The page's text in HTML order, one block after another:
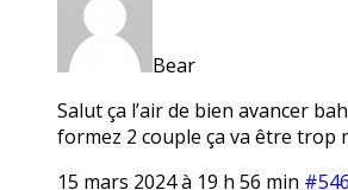
Bear
Salut ça l’air de bien avancer
formez 2 couple ça va être trop
15 mars 2024 à 19 h 56 min